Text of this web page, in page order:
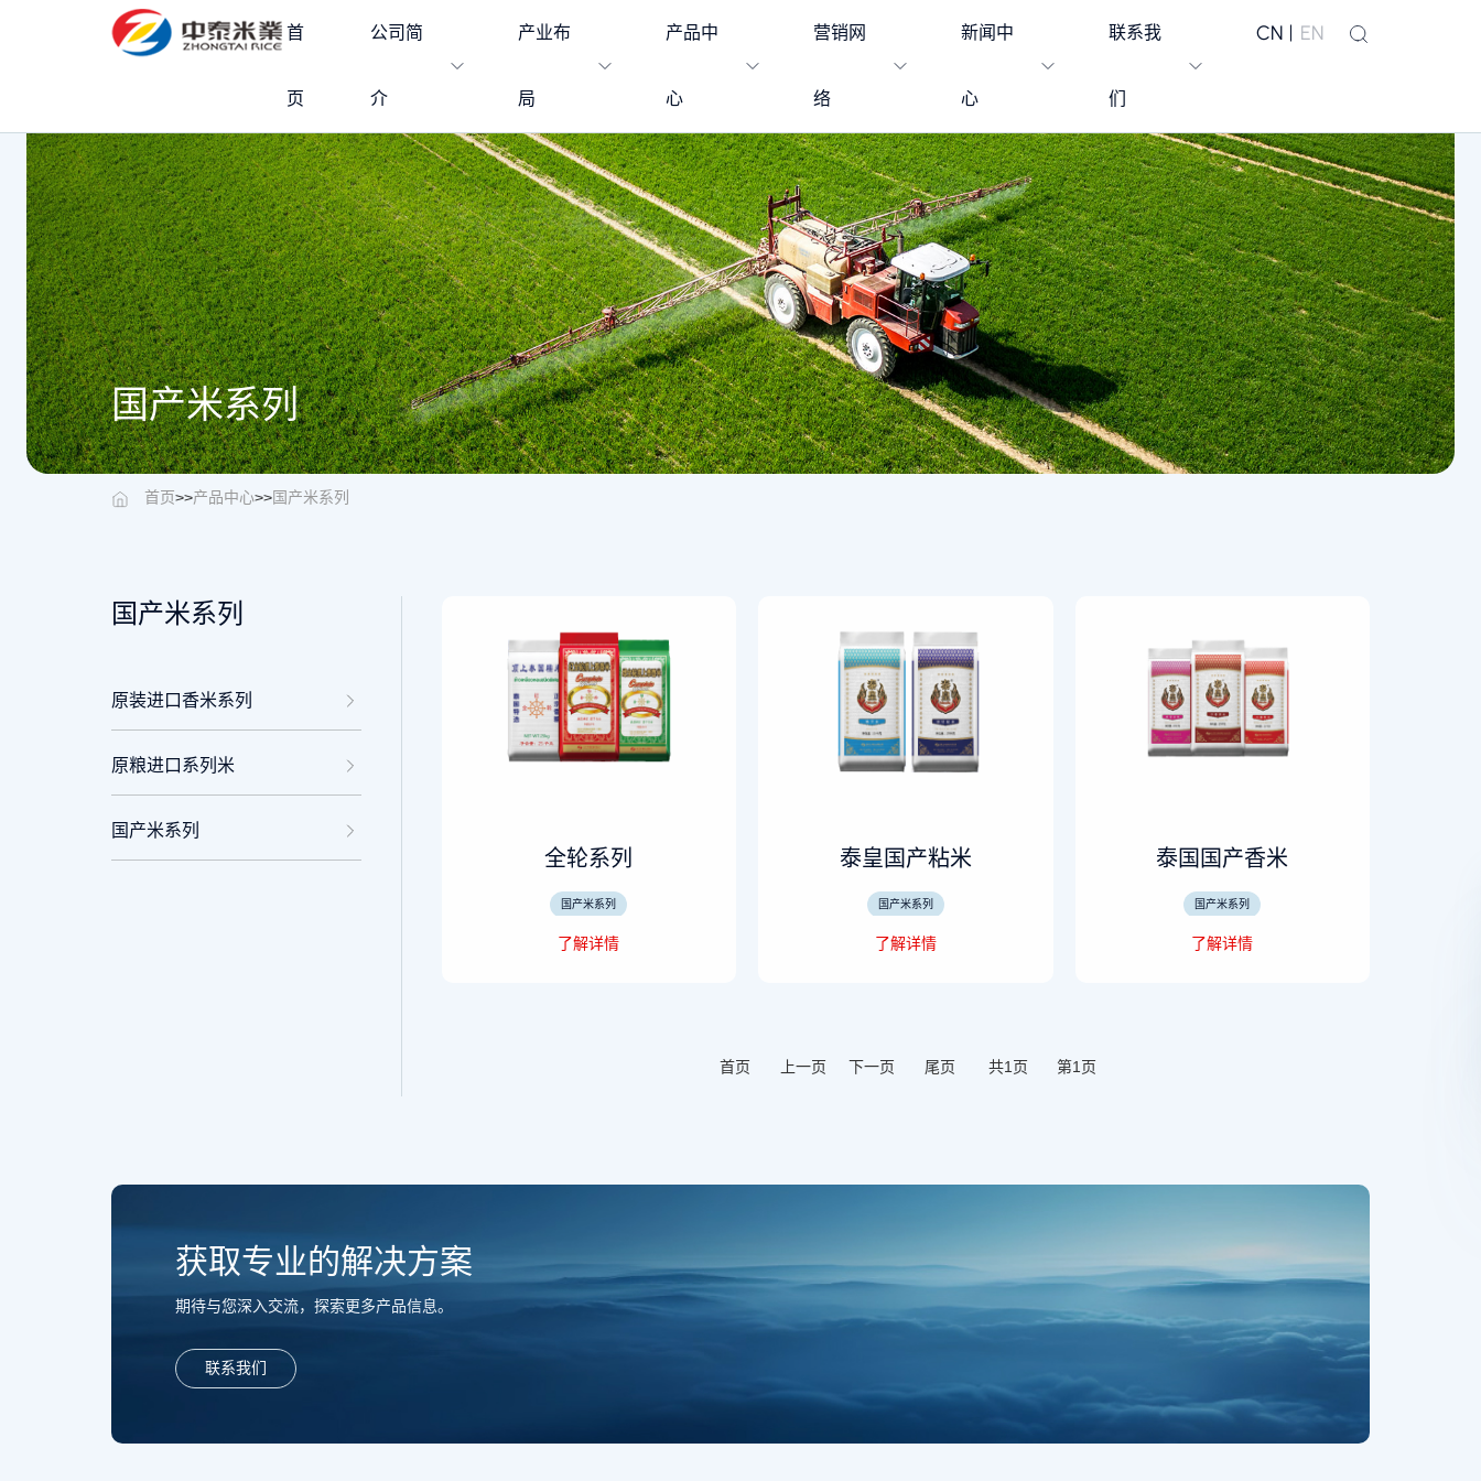
首
页
公司简
介
产业布
局
产品中
心
营销网
络
新闻中
心
联系我
们
CN EN
国产米系列
首页>>产品中心>>国产米系列
国产米系列
原装进口香米系列
原粮进口系列米
国产米系列
全轮系列
国产米系列
了解详情
泰皇国产粘米
国产米系列
了解详情
泰国国产香米
国产米系列
了解详情
首页 上一页 下一页 尾页 共1页 第1页
获取专业的解决方案
期待与您深入交流，探索更多产品信息。
联系我们